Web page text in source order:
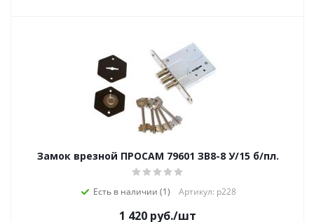
Замок врезной ПРОСАМ 79601 ЗВ8-8 У/15 б/пл.
Есть в наличии (1) Артикул: р228
1 420 руб./шт